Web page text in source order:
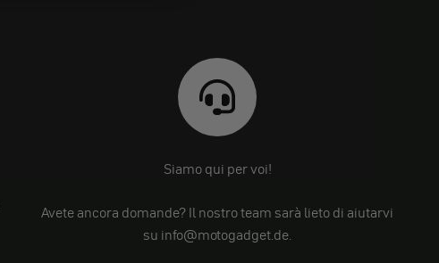
Siamo qui per voi!
Avete ancora domande? Il nostro team sarà lieto di aiutarvi
su info@motogadget.de.